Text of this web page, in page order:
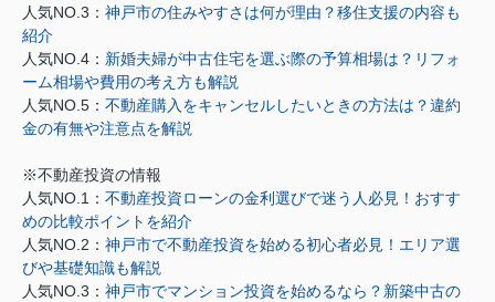
人気NO.3： 神戸市の住みやすさは何が理由？移住支援の内容も
紹介
人気NO.4： 新婚夫婦が中古住宅を選ぶ際の予算相場は？リフォ
ーム相場や費用の考え方も解説
人気NO.5： 不動産購入をキャンセルしたいときの方法は？違約
金の有無や注意点を解説
※不動産投資の情報
人気NO.1： 不動産投資ローンの金利選びで迷う人必見！おすす
めの比較ポイントを紹介
人気NO.2： 神戸市で不動産投資を始める初心者必見！エリア選
びや基礎知識も解説
人気NO.3： 神戸市でマンション投資を始めるなら？新築中古の